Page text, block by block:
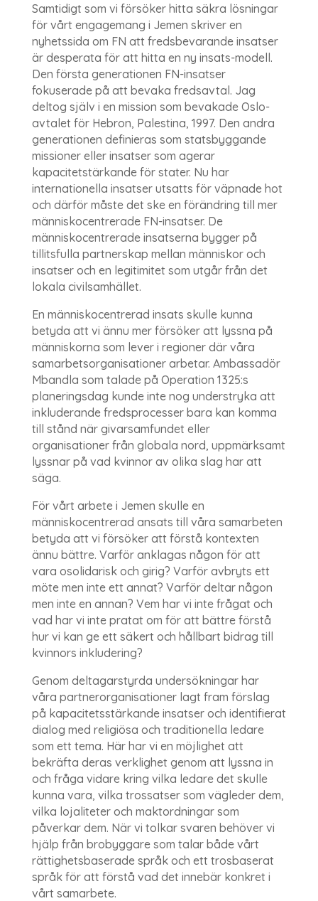
Samtidigt som vi försöker hitta säkra lösningar
för vårt engagemang i Jemen skriver en
nyhetssida om FN att fredsbevarande insatser
är desperata för att hitta en ny insats-modell.
Den första generationen FN-insatser
fokuserade på att bevaka fredsavtal. Jag
deltog själv i en mission som bevakade Oslo-
avtalet för Hebron, Palestina, 1997. Den andra
generationen definieras som statsbyggande
missioner eller insatser som agerar
kapacitetstärkande för stater. Nu har
internationella insatser utsatts för väpnade hot
och därför måste det ske en förändring till mer
människocentrerade FN-insatser. De
människocentrerade insatserna bygger på
tillitsfulla partnerskap mellan människor och
insatser och en legitimitet som utgår från det
lokala civilsamhället.
En människocentrerad insats skulle kunna
betyda att vi ännu mer försöker att lyssna på
människorna som lever i regioner där våra
samarbetsorganisationer arbetar. Ambassadör
Mbandla som talade på Operation 1325:s
planeringsdag kunde inte nog understryka att
inkluderande fredsprocesser bara kan komma
till stånd när givarsamfundet eller
organisationer från globala nord, uppmärksamt
lyssnar på vad kvinnor av olika slag har att
säga.
För vårt arbete i Jemen skulle en
människocentrerad ansats till våra samarbeten
betyda att vi försöker att förstå kontexten
ännu bättre. Varför anklagas någon för att
vara osolidarisk och girig? Varför avbryts ett
möte men inte ett annat? Varför deltar någon
men inte en annan? Vem har vi inte frågat och
vad har vi inte pratat om för att bättre förstå
hur vi kan ge ett säkert och hållbart bidrag till
kvinnors inkludering?
Genom deltagarstyrda undersökningar har
våra partnerorganisationer lagt fram förslag
på kapacitetsstärkande insatser och identifierat
dialog med religiösa och traditionella ledare
som ett tema. Här har vi en möjlighet att
bekräfta deras verklighet genom att lyssna in
och fråga vidare kring vilka ledare det skulle
kunna vara, vilka trossatser som vägleder dem,
vilka lojaliteter och maktordningar som
påverkar dem. När vi tolkar svaren behöver vi
hjälp från brobyggare som talar både vårt
rättighetsbaserade språk och ett trosbaserat
språk för att förstå vad det innebär konkret i
vårt samarbete.